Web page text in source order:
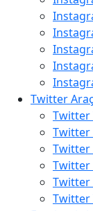
Twitter
Twitter
Twitter
Twitter
Twitter
Twitter